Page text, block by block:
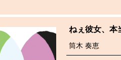
ねぇ彼女、本
筒木 奏恵